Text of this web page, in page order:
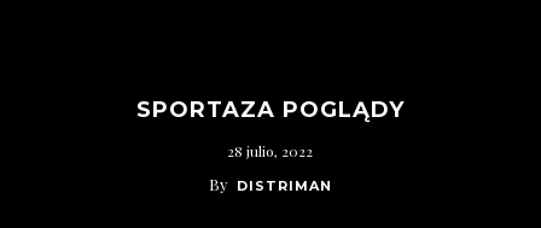
SPORTAZA POGLĄDY
28 julio, 2022
By DISTRIMAN